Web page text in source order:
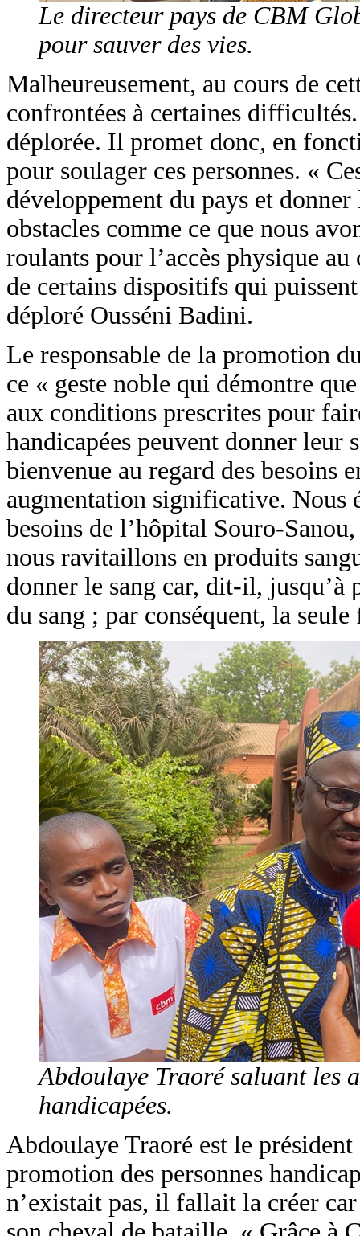
Le directeur pays de CBM
pour sauver des vies.
Malheureusement, au cours de
confrontées à certaines
déplorée. Il promet donc, en
pour soulager ces personnes. «
développement du pays et
obstacles comme ce que nous
roulants pour l’accès physique
de certains dispositifs qui
déploré Ousséni Badini.
Le responsable de la promotion
ce « geste noble qui démontre
aux conditions prescrites pour
handicapées peuvent donner leur
bienvenue au regard des besoins
augmentation significative. Nous
besoins de l’hôpital Souro-
nous ravitaillons en produits
donner le sang car, dit-il, jusqu’à
du sang ; par conséquent, la
Abdoulaye Traoré saluant les
handicapées.
Abdoulaye Traoré est le
promotion des personnes
n’existait pas, il fallait la créer